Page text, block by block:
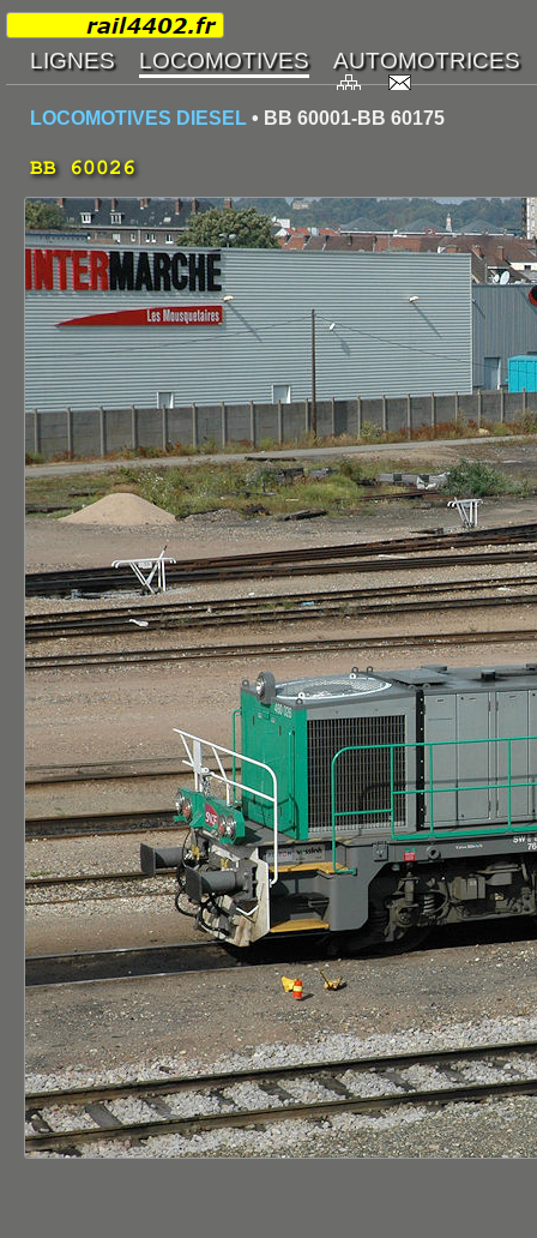
LOCOMOTIVES DIESEL • BB 60001-BB 60175
BB 60026